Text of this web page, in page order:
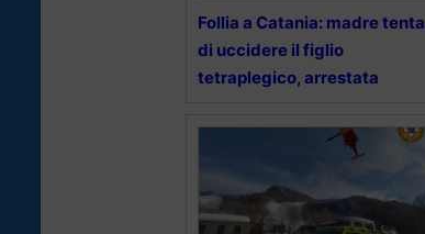
Follia a Catania: madre tenta
di uccidere il figlio
tetraplegico, arrestata